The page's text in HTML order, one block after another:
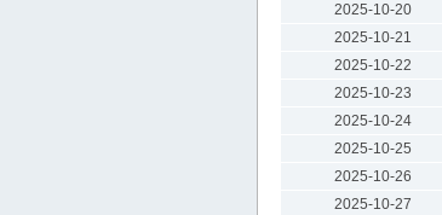
2025-10-20
2025-10-21
2025-10-22
2025-10-23
2025-10-24
2025-10-25
2025-10-26
2025-10-27